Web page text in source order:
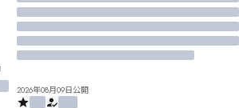
2026年08月09日公開